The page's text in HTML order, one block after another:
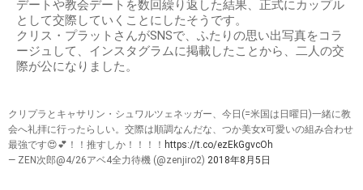
デートや教会デートを数回繰り返した結果、正式にカップル
として交際していくことにしたそうです。
クリス・プラットさんがSNSで、ふたりの思い出写真をコラ
ージュして、インスタグラムに掲載したことから、二人の交
際が公になりました。
クリプラとキャサリン・シュワルツェネッガー、今日(=米国は日曜日)一緒に教
会へ礼拝に行ったらしい。交際は順調なんだな、つか美女x可愛いの組み合わせ
最強です😍💕！！推すしか！！！！ https://t.co/ezEkGgvcOh
— ZEN次郎@4/26アベ4全力待機 (@zenjiro2) 2018年8月5日